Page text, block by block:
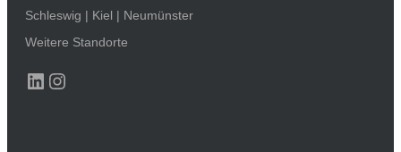
Schleswig | Kiel | Neumünster
Weitere Standorte
LinkedIn
Instagram